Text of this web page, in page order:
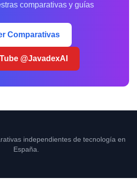
comparativas y guías
Comparativas
@JavadexAI
independientes de tecnología en
España.